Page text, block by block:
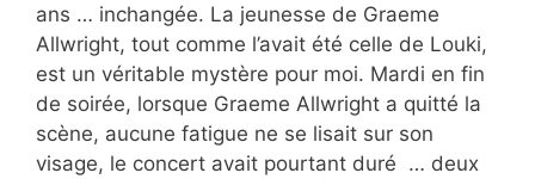
ans … inchangée. La jeunesse de Graeme
Allwright, tout comme l’avait été celle de Louki,
est un véritable mystère pour moi. Mardi en fin
de soirée, lorsque Graeme Allwright a quitté la
scène, aucune fatigue ne se lisait sur son
visage, le concert avait pourtant duré … deux